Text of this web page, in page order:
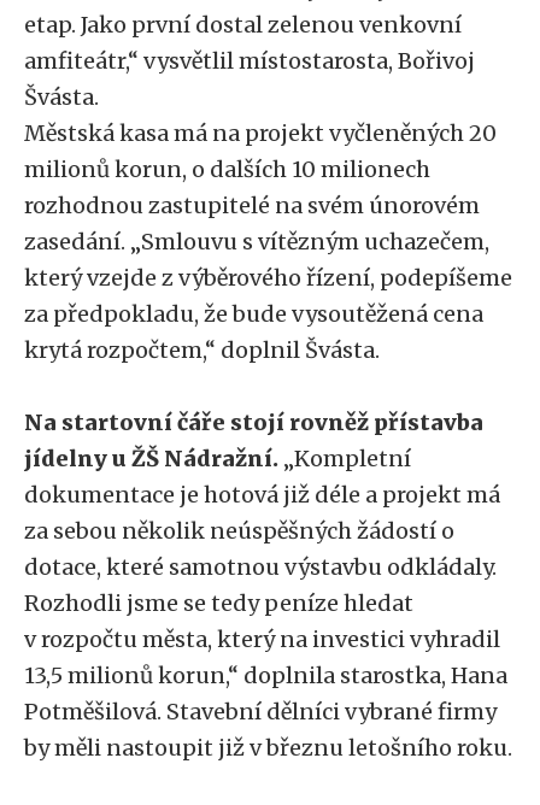
etap. Jako první dostal zelenou venkovní
amfiteátr,“ vysvětlil místostarosta, Bořivoj
Švásta.
Městská kasa má na projekt vyčleněných 20
milionů korun, o dalších 10 milionech
rozhodnou zastupitelé na svém únorovém
zasedání. „Smlouvu s vítězným uchazečem,
který vzejde z výběrového řízení, podepíšeme
za předpokladu, že bude vysoutěžená cena
krytá rozpočtem,“ doplnil Švásta.
Na startovní čáře stojí rovněž přístavba
jídelny u ŽŠ Nádražní. „Kompletní
dokumentace je hotová již déle a projekt má
za sebou několik neúspěšných žádostí o
dotace, které samotnou výstavbu odkládaly.
Rozhodli jsme se tedy peníze hledat
v rozpočtu města, který na investici vyhradil
13,5 milionů korun,“ doplnila starostka, Hana
Potměšilová. Stavební dělníci vybrané firmy
by měli nastoupit již v březnu letošního roku.